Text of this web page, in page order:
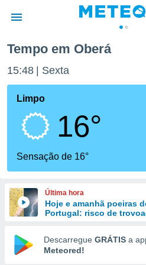
da
foi
fornecidas
a este
das
e
forma
digital
Tempo em Oberá
15:48 Sexta
Limpo
16°
Sensação de 16°
Última hora
Hoje e amanhã poeiras
Portugal: risco de
Descarregue GRÁTIS a
Meteored!